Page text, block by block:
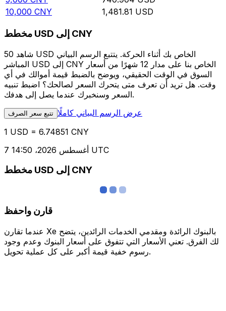
10,000 CNY 1,481.81 USD
مخطط USD إلى CNY
شاهد 50 USD الخاص بك أثناء الحركة. يتتبع الرسم البياني
المباشر USD إلى CNY الخاص بنا على مدار 12 شهرًا من أسعار
السوق في الوقت الحقيقي، ويوضح بالضبط قيمة أموالك في أي
وقت. هل تريد أن تعرف متى يتحرك السعر لصالحك؟ اضبط تنبيه
السعر وسنخبرك عندما يصل إلى هدفك.
تتبع سعر الصرف عرض الرسم البياني كاملًا
1 USD = 6.74851 CNY
7 أغسطس 2026، 14:50 UTC
مخطط USD إلى CNY
قارن واحفظ
عندما تقارن Xe بالبنوك الرائدة ومقدمي الخدمات الرائدين، يتضح
لك الفرق. تعني الأسعار التي تتفوق على أسعار البنوك وعدم وجود
رسوم خفية قيمة أكبر على كل عملية تحويل.